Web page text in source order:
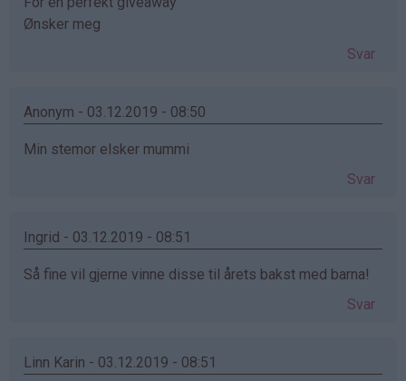
Ønsker meg
Svar
Anonym - 03.12.2019 - 08:50
Min stemor elsker mummi
Svar
Ingrid - 03.12.2019 - 08:51
Så fine vil gjerne vinne disse til årets bakst med barna!
Svar
Linn Karin - 03.12.2019 - 08:51